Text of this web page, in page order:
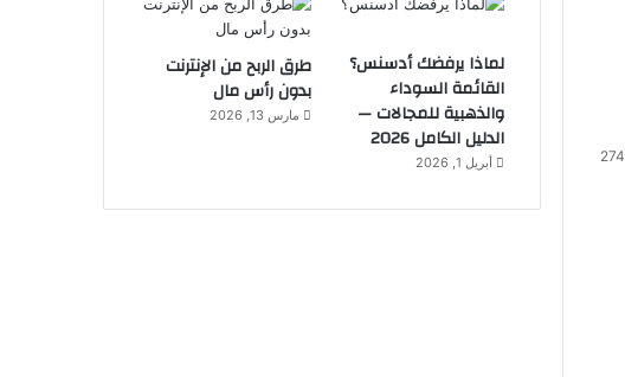
274
لماذا يرفضك أدسنس؟
القائمة السوداء
والذهبية للمجالات —
الدليل الكامل 2026
أبريل 1, 2026
طرق الربح من الإنترنت
بدون رأس مال
مارس 13, 2026